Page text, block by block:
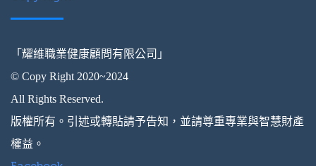
「耀維職業健康顧問有限公司」
© Copy Right 2020~2024
All Rights Reserved.
版權所有。引述或轉貼請予告知，並請尊重專業與智慧財產
權益。